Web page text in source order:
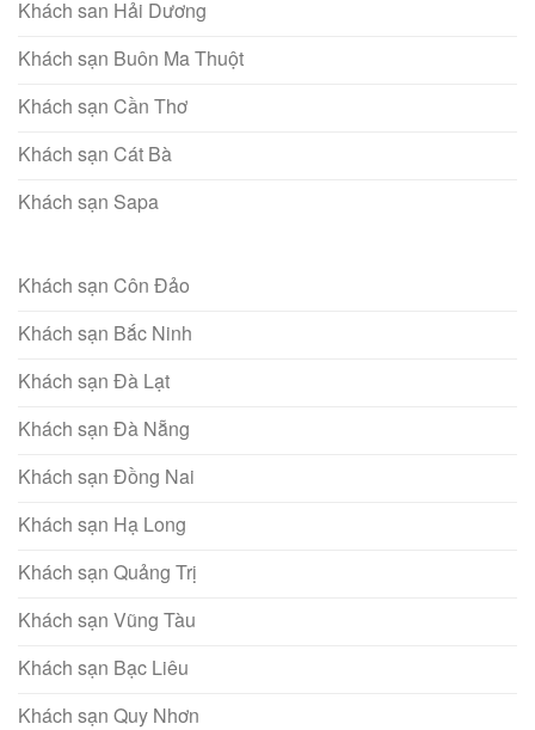
Khách san Hải Dương
Khách sạn Buôn Ma Thuột
Khách sạn Cần Thơ
Khách sạn Cát Bà
Khách sạn Sapa
Khách sạn Côn Đảo
Khách sạn Bắc Ninh
Khách sạn Đà Lạt
Khách sạn Đà Nẵng
Khách sạn Đồng Nai
Khách sạn Hạ Long
Khách sạn Quảng Trị
Khách sạn Vũng Tàu
Khách sạn Bạc Liêu
Khách sạn Quy Nhơn